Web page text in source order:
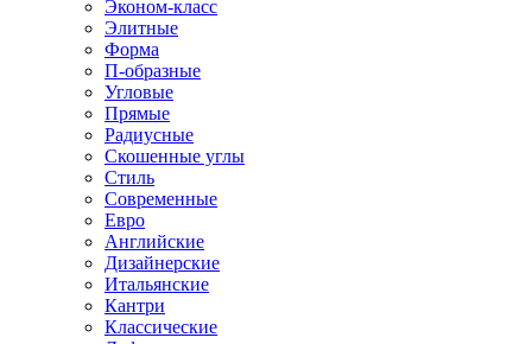
Эконом-класс
Элитные
Форма
П-образные
Угловые
Прямые
Радиусные
Скошенные углы
Стиль
Современные
Евро
Английские
Дизайнерские
Итальянские
Кантри
Классические